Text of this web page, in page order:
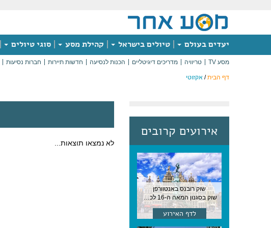
יעדים בעולם טיולים בישראל קהילת מסע סוגי טיולים
מסע TV טריוויה מדריכים דיגיטליים הכנות לנסיעה חדשות תיירות חברות נסיעות
דף הבית/ אקזוטי
אירועים קרובים
שוק רובנס באנטוורפן
שוק בסגנון המאה ה-16 לכבודו של הצייר המפורסם, בן העיר, נערך ב-15 באוגוסט באנטוורפן
לדף האירוע
לא נמצאו תוצאות...